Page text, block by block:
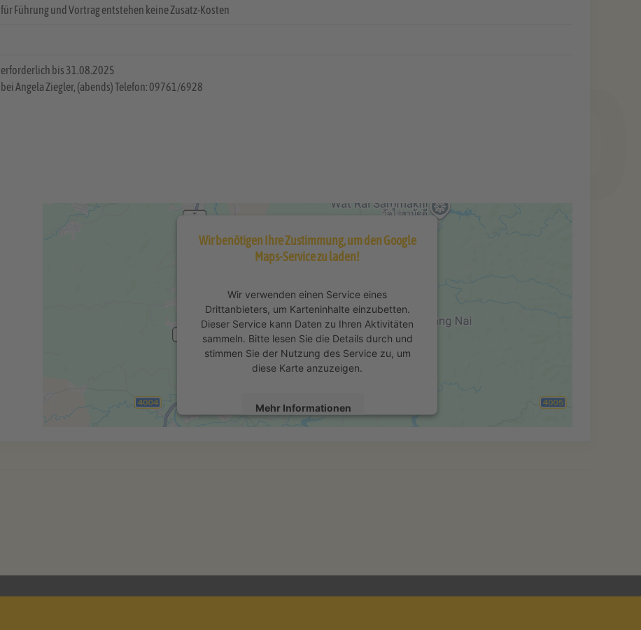
für Führung und Vortrag entstehen keine Zusatz-Kosten
erforderlich bis 31.08.2025
bei Angela Ziegler, (abends) Telefon: 09761/6928
Wir benötigen Ihre Zustimmung, um den Google
Maps-Service zu laden!
Wir verwenden einen Service eines
Drittanbieters, um Karteninhalte einzubetten.
Dieser Service kann Daten zu Ihren Aktivitäten
sammeln. Bitte lesen Sie die Details durch und
stimmen Sie der Nutzung des Service zu, um
diese Karte anzuzeigen.
Mehr Informationen